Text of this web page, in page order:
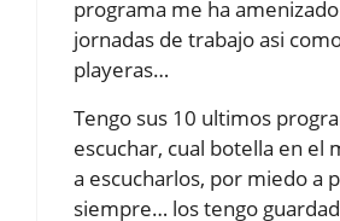
programa me ha
jornadas de trabajo asi
playeras…
Tengo sus 10 ultimos
escuchar, cual botella en el
a escucharlos, por miedo a
siempre… los tengo